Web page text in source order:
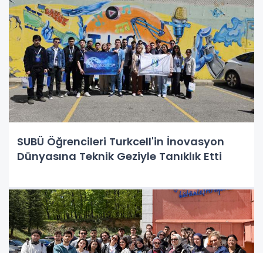
SUBÜ Öğrencileri Turkcell'in İnovasyon
Dünyasına Teknik Geziyle Tanıklık Etti